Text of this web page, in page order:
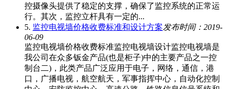
控摄像头提供了稳定的支撑，确保了监控系统的正常运
行。其次，监控立杆具有一定的...
5. 监控电视墙价格收费标准和设计方案发布时间：2019-
06-09
监控电视墙价格收费标准监控电视墙设计监控电视墙是
我公司在众多钣金产品(也是柜子)中的主要产品之一控
制台二)，此类产品广泛应用于电子，网络，通信，港
口，广播电视，航空航天，军事指挥中心，自动化控制